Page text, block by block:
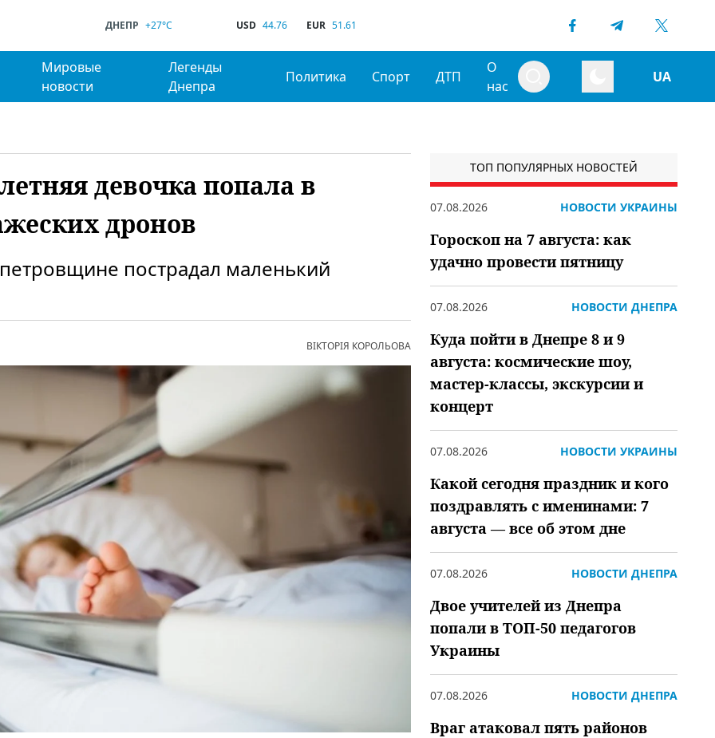
ДНЕПР +27°C USD 44.76 EUR 51.61
Мировые
новости
Легенды
Днепра
Политика Спорт ДТП
О
нас
UA
девочка попала в
дронов
пострадал маленький
ВІКТОРІЯ КОРОЛЬОВА
ТОП ПОПУЛЯРНЫХ НОВОСТЕЙ
07.08.2026 НОВОСТИ УКРАИНЫ
Гороскоп на 7 августа: как
удачно провести пятницу
07.08.2026 НОВОСТИ ДНЕПРА
Куда пойти в Днепре 8 и 9
августа: космические шоу,
мастер-классы, экскурсии и
концерт
07.08.2026 НОВОСТИ УКРАИНЫ
Какой сегодня праздник и кого
поздравлять с именинами: 7
августа — все об этом дне
07.08.2026 НОВОСТИ ДНЕПРА
Двое учителей из Днепра
попали в ТОП-50 педагогов
Украины
07.08.2026 НОВОСТИ ДНЕПРА
Враг атаковал пять районов